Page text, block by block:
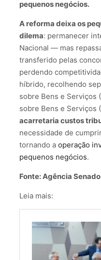
pequenos negócios.
A reforma deixa os
dilema: permanecer
Nacional — mas
transferido pelas
perdendo
híbrido, recolhendo
sobre Bens e Serviços
sobre Bens e Serviços
acarretaria custos
necessidade de
tornando a operação
pequenos negócios.
Fonte: Agência Senado
Leia mais: